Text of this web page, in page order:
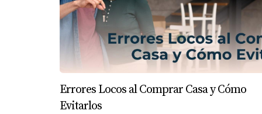
CONCLUSIÓN
La compra de una casa es un viaje
experto que puedo ofrecerte como Eira
detengan; hay recursos diseñados
más información sobre las opciones
Errores Locos al Comprar Casa y Cómo
Evitarlos